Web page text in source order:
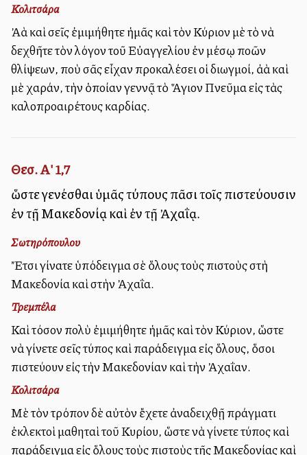
Κολιτσάρα
Ἀλλὰ καὶ σεῖς ἐμιμήθητε ἡμᾶς καὶ τὸν Κύριον μὲ τὸ νὰ
δεχθῆτε τὸν λόγον τοῦ Εὐαγγελίου ἐν μέσῳ πολλῶν
θλίψεων, ποὺ σᾶς εἶχαν προκαλέσει οἱ διωγμοί, ἀλλὰ καὶ
μὲ χαράν, τὴν ὁποίαν γεννᾷ τὸ Ἅγιον Πνεῦμα εἰς τὰς
καλοπροαιρέτους καρδίας.
Θεσ. Α' 1,7
ὥστε γενέσθαι ὑμᾶς τύπους πᾶσι τοῖς πιστεύουσιν
ἐν τῇ Μακεδονίᾳ καὶ ἐν τῇ Ἀχαΐᾳ.
Σωτηρόπουλου
Ἔτσι γίνατε ὑπόδειγμα σὲ ὅλους τοὺς πιστοὺς στὴ
Μακεδονία καὶ στὴν Ἀχαΐα.
Τρεμπέλα
Καὶ τόσον πολὺ ἐμιμήθητε ἡμᾶς καὶ τὸν Κύριον, ὥστε
νὰ γίνετε σεῖς τύπος καὶ παράδειγμα εἰς ὅλους, ὅσοι
πιστεύουν εἰς τὴν Μακεδονίαν καὶ τὴν Ἀχαΐαν.
Κολιτσάρα
Μὲ τὸν τρόπον δὲ αὐτὸν ἔχετε ἀναδειχθῇ πράγματι
ἐκλεκτοὶ μαθηταὶ τοῦ Κυρίου, ὥστε νὰ γίνετε τύπος καὶ
παράδειγμα εἰς ὅλους τοὺς πιστοὺς τῆς Μακεδονίας καὶ